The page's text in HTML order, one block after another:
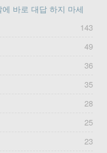
바로 대답 하지 마세
143
49
36
35
28
25
23